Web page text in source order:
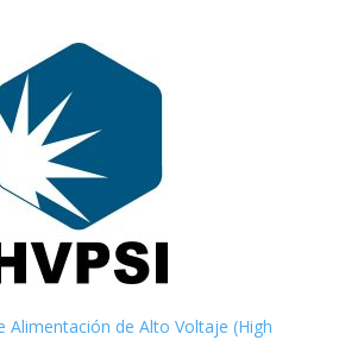
Alimentación de Alto Voltaje (High